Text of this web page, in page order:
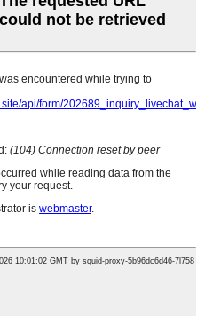
ටයිල් ඩිජිටල් මුද්‍රණ
Printer Machine
සේල් A3
දෙකක්...